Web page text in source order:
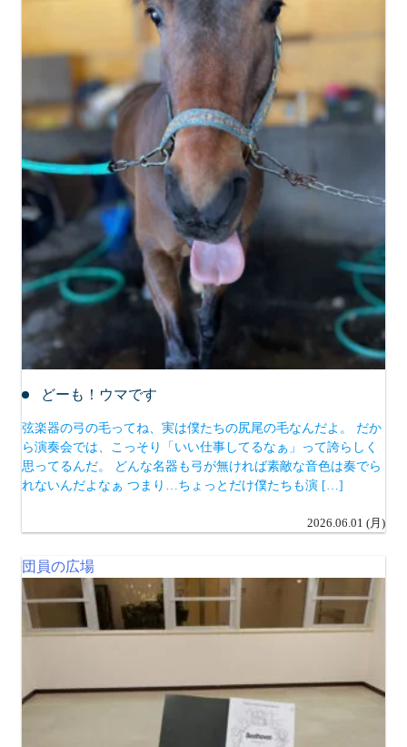
どーも！ウマです
弦楽器の弓の毛ってね、実は僕たちの尻尾の毛なんだよ。 だか
ら演奏会では、こっそり「いい仕事してるなぁ」って誇らしく
思ってるんだ。 どんな名器も弓が無ければ素敵な音色は奏でら
れないんだよなぁ つまり…ちょっとだけ僕たちも演 […]
2026.06.01 (月)
団員の広場